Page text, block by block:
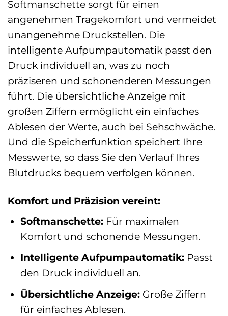
Softmanschette sorgt für einen
angenehmen Tragekomfort und vermeidet
unangenehme Druckstellen. Die
intelligente Aufpumpautomatik passt den
Druck individuell an, was zu noch
präziseren und schonenderen Messungen
führt. Die übersichtliche Anzeige mit
großen Ziffern ermöglicht ein einfaches
Ablesen der Werte, auch bei Sehschwäche.
Und die Speicherfunktion speichert Ihre
Messwerte, so dass Sie den Verlauf Ihres
Blutdrucks bequem verfolgen können.
Komfort und Präzision vereint:
Softmanschette:Für maximalen
Komfort und schonende Messungen.
Intelligente Aufpumpautomatik:Passt
den Druck individuell an.
Übersichtliche Anzeige:Große Ziffern
für einfaches Ablesen.